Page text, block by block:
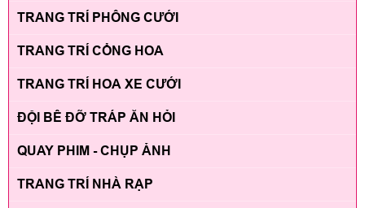
TRANG TRÍ PHÔNG CƯỚI
TRANG TRÍ CỔNG HOA
TRANG TRÍ HOA XE CƯỚI
ĐỘI BÊ ĐỠ TRÁP ĂN HỎI
QUAY PHIM - CHỤP ẢNH
TRANG TRÍ NHÀ RẠP